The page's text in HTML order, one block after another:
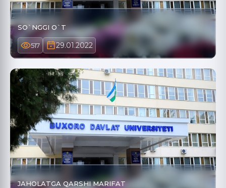
SO`NGGI O`T
517 29.01.2022
JAHOLATGA QARSHI MARIFAT